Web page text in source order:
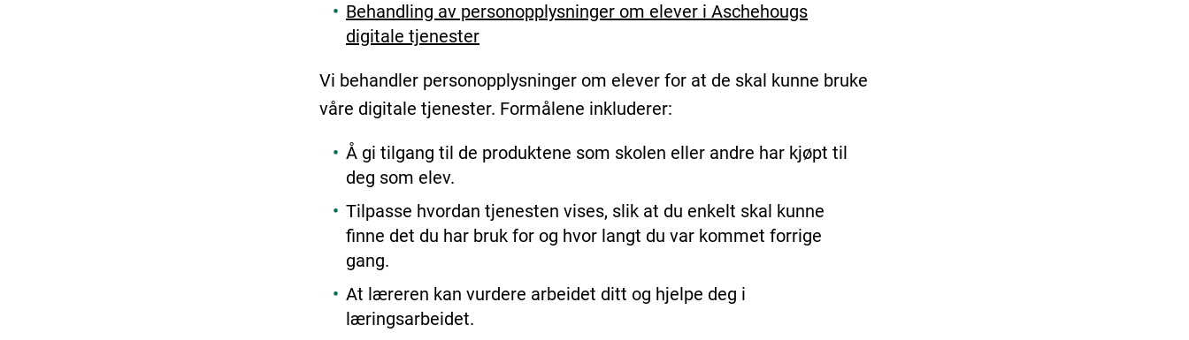
Behandling av personopplysninger om elever i Aschehougs
digitale tjenester
Vi behandler personopplysninger om elever for at de skal kunne bruke
våre digitale tjenester. Formålene inkluderer:
Å gi tilgang til de produktene som skolen eller andre har kjøpt til
deg som elev.
Tilpasse hvordan tjenesten vises, slik at du enkelt skal kunne
finne det du har bruk for og hvor langt du var kommet forrige
gang.
At læreren kan vurdere arbeidet ditt og hjelpe deg i
læringsarbeidet.